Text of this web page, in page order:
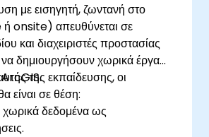
με εισηγητή, ζωντανή στο
onsite) απευθύνεται σε
και διαχειριστές προστασίας
δημιουργήσουν χωρικά έργα
της εκπαίδευσης, οι
είναι σε θέση:
χωρικά δεδομένα ως